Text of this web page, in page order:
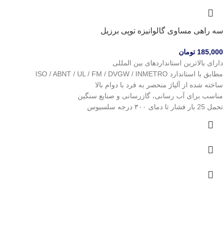
سه راهی مساوی گالوانیزه توپی برزیل
185,000 تومان
دارای بالاترین استانداردهای بین المللی
مطابق با استاندارد ISO / ABNT / UL / FM / DVGW / INMETRO
ساخته شده از آلیاژ منحصر به فرد با دوام بالا
مناسب برای آب رسانی، گازرسانی و صنایع سنگین
تحمل 25 بار فشار تا دمای ۳۰۰ درجه سلسیوس